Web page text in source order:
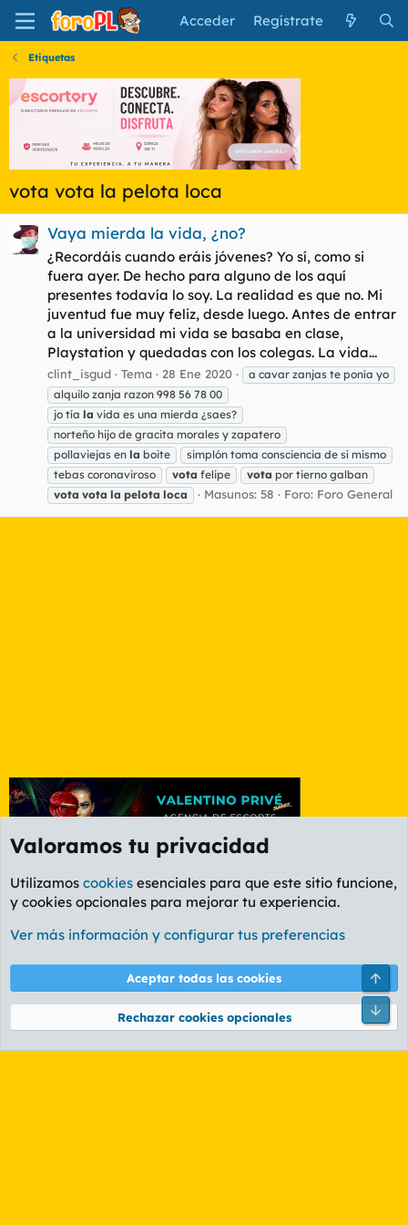
Acceder Regístrate
Etiquetas
vota vota la pelota loca
Vaya mierda la vida, ¿no?
¿Recordáis cuando eráis jóvenes? Yo sí, como si
fuera ayer. De hecho para alguno de los aquí
presentes todavía lo soy. La realidad es que no. Mi
juventud fue muy feliz, desde luego. Antes de entrar
a la universidad mi vida se basaba en clase,
Playstation y quedadas con los colegas. La vida...
clint_isgud Tema 28 Ene 2020
a cavar zanjas te ponía yo
alquilo zanja razon 998 56 78 00
jo tía la vida es una mierda ¿saes?
norteño hijo de gracita morales y zapatero
pollaviejas en la boite
simplón toma consciencia de sí mismo
tebas coronaviroso
vota felipe vota por tierno galban
vota vota la pelota loca Masunos: 58 Foro: Foro General
Etiquetas
Cookies
PL OLDSTYLE AMARILLO
Términos y reglas Política de privacidad Ayuda
Community platform by XenForo® © 2010-2026 XenForo Ltd.
Valoramos tu privacidad
Utilizamos cookies esenciales para que este sitio funcione,
y cookies opcionales para mejorar tu experiencia.
Ver más información y configurar tus preferencias
Aceptar todas las cookies
Rechazar cookies opcionales
Pie